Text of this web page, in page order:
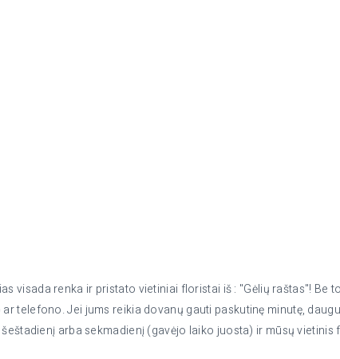
visada renka ir pristato vietiniai floristai iš : "Gėlių raštas"!
telefono. Jei jums reikia dovanų gauti paskutinę minutę,
arba sekmadienį (gavėjo laiko juosta) ir mūsų